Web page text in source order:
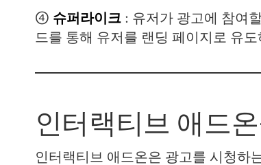
④ 슈퍼라이크: 유저가 광고에 참여
드를 통해 유저를 랜딩 페이지로 유
인터랙티브 애드
인터랙티브 애드온은 광고를 시청하